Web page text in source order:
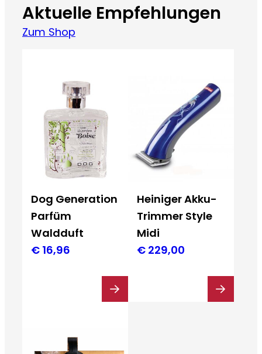
Aktuelle Empfehlungen
Zum Shop
Dog Generation
Parfüm
Waldduft
€ 16,96
Heiniger Akku-
Trimmer Style
Midi
€ 229,00